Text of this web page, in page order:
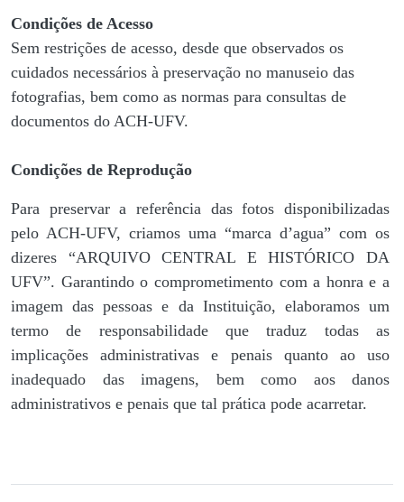
Condições de Acesso
Sem restrições de acesso, desde que observados os
cuidados necessários à preservação no manuseio das
fotografias, bem como as normas para consultas de
documentos do ACH-UFV.
Condições de Reprodução
Para preservar a referência das fotos disponibilizadas
pelo ACH-UFV, criamos uma “marca d’agua” com os
dizeres “ARQUIVO CENTRAL E HISTÓRICO DA
UFV”. Garantindo o comprometimento com a honra e a
imagem das pessoas e da Instituição, elaboramos um
termo de responsabilidade que traduz todas as
implicações administrativas e penais quanto ao uso
inadequado das imagens, bem como aos danos
administrativos e penais que tal prática pode acarretar.